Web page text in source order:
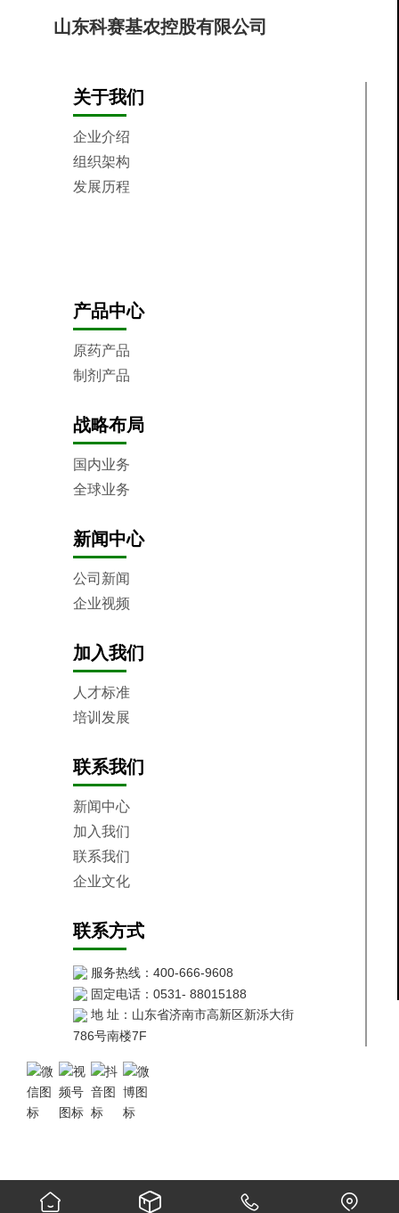
关于我们
企业介绍
组织架构
发展历程
产品中心
原药产品
制剂产品
战略布局
国内业务
全球业务
新闻中心
公司新闻
企业视频
加入我们
人才标准
培训发展
联系我们
新闻中心
加入我们
联系我们
企业文化
联系方式
服务热线：400-666-9608
固定电话：0531- 88015188
地 址：山东省济南市高新区新泺大街
786号南楼7F
   